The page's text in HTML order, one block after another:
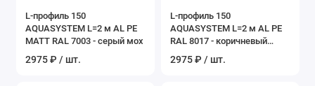
L-профиль 150
AQUASYSTEM L=2 м AL PE
MATT RAL 7003 - серый мох
2975 ₽ / шт.
L-профиль 150
AQUASYSTEM L=2 м AL PE
RAL 8017 - коричневый
2975 ₽ / шт.